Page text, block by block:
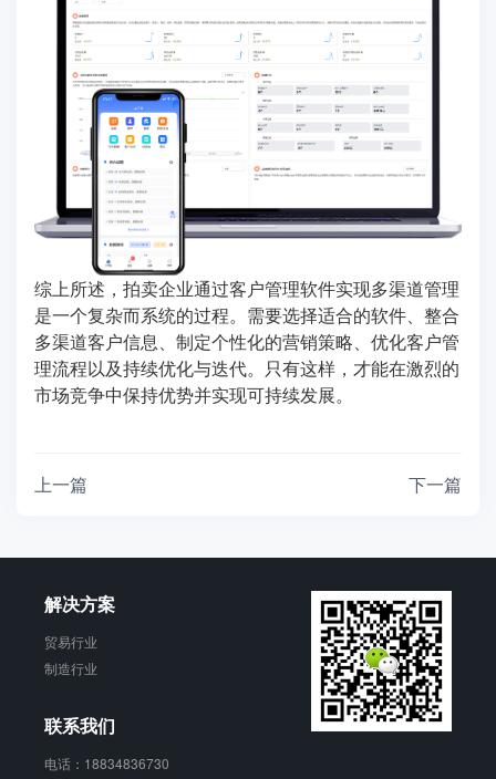
综上所述，拍卖企业通过客户管理软件实现多渠道管理
是一个复杂而系统的过程。需要选择适合的软件、整合
多渠道客户信息、制定个性化的营销策略、优化客户管
理流程以及持续优化与迭代。只有这样，才能在激烈的
市场竞争中保持优势并实现可持续发展。
上一篇 下一篇
解决方案
贸易行业
制造行业
联系我们
电话：18834836730